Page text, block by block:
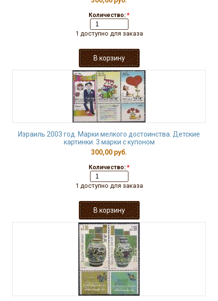
Количество: *
1 доступно для заказа
Израиль 2003 год. Марки мелкого достоинства. Детские
картинки. 3 марки с купоном
300,00 руб.
Количество: *
1 доступно для заказа